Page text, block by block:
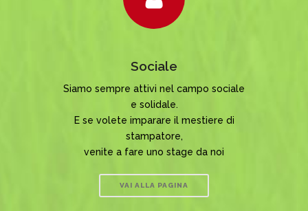
Sociale
Siamo sempre attivi nel campo sociale
e solidale.
E se volete imparare il mestiere di
stampatore,
venite a fare uno stage da noi
VAI ALLA PAGINA